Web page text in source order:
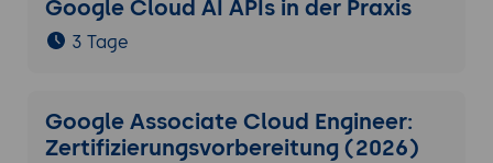
Google Cloud AI APIs in der Praxis
3 Tage
Google Associate Cloud Engineer:
Zertifizierungsvorbereitung (2026)